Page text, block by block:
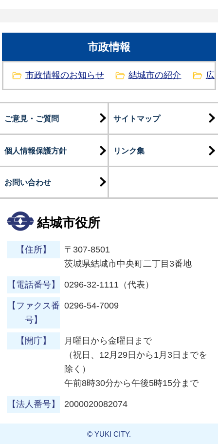
市政情報
市政情報のお知らせ 結城市の紹介 広
ご意見・ご質問 サイトマップ
個人情報保護方針 リンク集
お問い合わせ
結城市役所
【住所】
〒307-8501
茨城県結城市中央町二丁目3番地
【電話番号】 0296-32-1111（代表）
【ファクス番
号】
0296-54-7009
【開庁】
月曜日から金曜日まで
（祝日、12月29日から1月3日までを
除く）
午前8時30分から午後5時15分まで
【法人番号】 2000020082074
© YUKI CITY.